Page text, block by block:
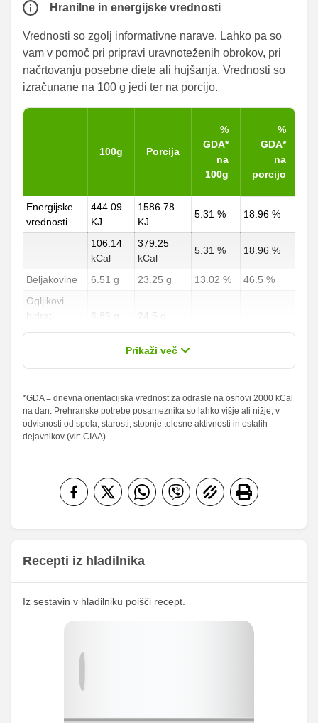
Hranilne in energijske vrednosti
Vrednosti so zgolj informativne narave. Lahko pa so
vam v pomoč pri pripravi uravnoteženih obrokov, pri
načrtovanju posebne diete ali hujšanja. Vrednosti so
izračunane na 100 g jedi ter na porcijo.
100g Porcija
%
GDA*
na
100g
%
GDA*
na
porcijo
Energijske
vrednosti
444.09
KJ
1586.78
KJ
5.31 % 18.96 %
106.14
kCal
379.25
kCal
5.31 % 18.96 %
Beljakovine 6.51 g 23.25 g 13.02 %
46.5 %
Ogljikovi
hidrati
6.86 g 24.5 g
6.75 g
2.54 % 9.07 %
od teh
nasičene
maščobne
5.32 g
0.91 g
19 g 7.6 % 27.14 %
0.91 g 3.25 g 3.64 %
13 %
Folna kislina
0 g
0 g
mg
Kalij 855 mg
Prikaži več
*GDA = dnevna orientacijska vrednost za odrasle na osnovi 2000 kCal
na dan. Prehranske potrebe posameznika so lahko višje ali nižje, v
odvisnosti od spola, starosti, stopnje telesne aktivnosti in ostalih
dejavnikov (vir: CIAA).
Recepti iz hladilnika
Iz sestavin v hladilniku poišči recept.